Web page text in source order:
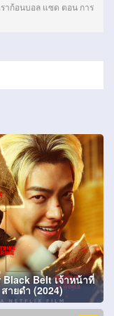
าก้อนบอล แซด ตอน การ
Black Belt เจ้าหน้าที่
สายดำ (2024)